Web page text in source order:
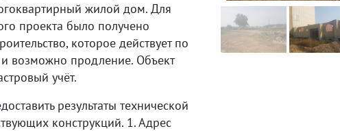
жилой дом. Для
проекта было получено
которое действует по
возможно продление. Объект
учёт.
результаты технической
конструкций. 1. Адрес